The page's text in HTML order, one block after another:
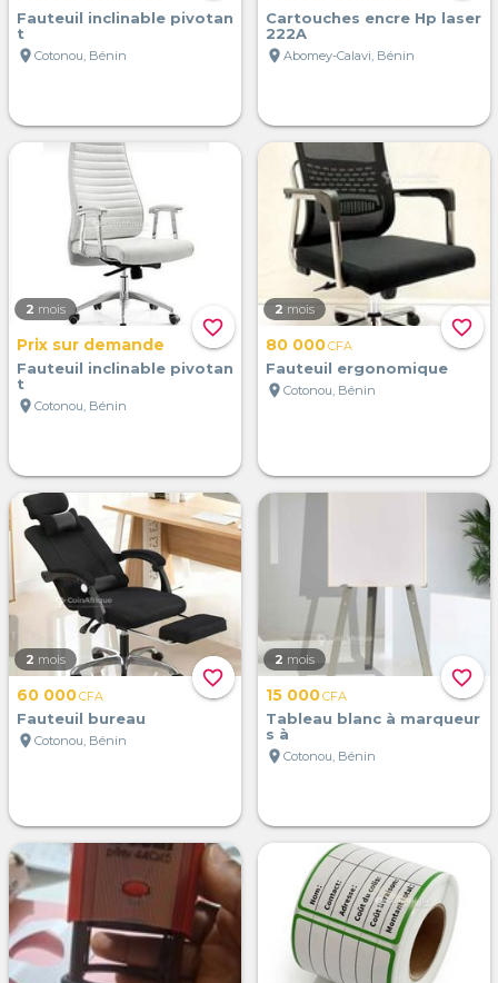
Fauteuil inclinable pivotan
t
location_on Cotonou, Bénin
Cartouches encre Hp laser
222A
location_on Abomey-Calavi, Bénin
favorite_border
2 mois
Prix sur demande
Fauteuil inclinable pivotan
t
location_on Cotonou, Bénin
favorite_border
2 mois
80 000CFA
Fauteuil ergonomique
location_on Cotonou, Bénin
favorite_border
2 mois
60 000CFA
Fauteuil bureau
location_on Cotonou, Bénin
favorite_border
2 mois
15 000CFA
Tableau blanc à marqueur
s à
location_on Cotonou, Bénin